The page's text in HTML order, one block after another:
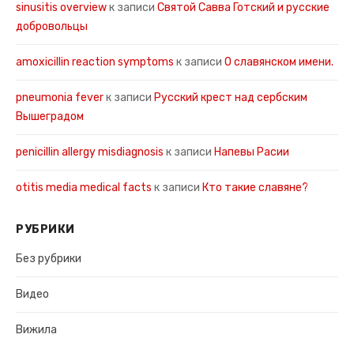
sinusitis overviewк записи Святой Савва Готский и русские
добровольцы
amoxicillin reaction symptoms к записи О славянском имени.
pneumonia feverк записи Русский крест над сербским
Вышеградом
penicillin allergy misdiagnosis к записи Напевы Расии
otitis media medical facts к записи Кто такие славяне?
РУБРИКИ
Без рубрики
Видео
Вижила